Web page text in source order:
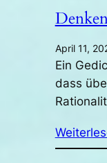
April 11,
Ein
dass